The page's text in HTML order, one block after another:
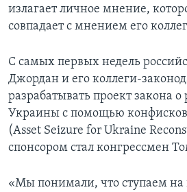
излагает личное мнение,
совпадает с мнением его
С самых первых недель
Джордан и его коллеги-
разрабатывать проект закона
Украины с помощью
(Asset Seizure for Ukraine
спонсором стал конгрессмен
«Мы понимали, что ступаем на